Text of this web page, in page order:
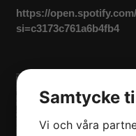
https://
si=c3173c761a6b4fb4
Samtycke
Vi och våra